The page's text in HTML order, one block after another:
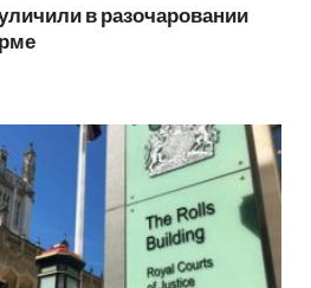
в разочаровании